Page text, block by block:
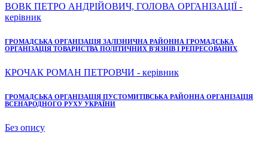
ВОВК ПЕТРО АНДРІЙОВИЧ, ГОЛОВА ОРГАНІЗАЦІЇ -
керівник
ГРОМАДСЬКА ОРГАНІЗАЦІЯ ЗАЛІЗНИЧНА РАЙОННА ГРОМАДСЬКА
ОРГАНІЗАЦІЯ ТОВАРИСТВА ПОЛІТИЧНИХ В'ЯЗНІВ І РЕПРЕСОВАНИХ
КРОЧАК РОМАН ПЕТРОВЧИ - керівник
ГРОМАДСЬКА ОРГАНІЗАЦІЯ ПУСТОМИТІВСЬКА РАЙОННА ОРГАНІЗАЦІЯ
ВСЕНАРОДНОГО РУХУ УКРАЇНИ
Без опису